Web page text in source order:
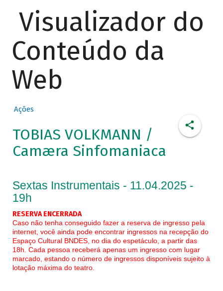
Visualizador do
Conteúdo da
Web
Ações
TOBIAS VOLKMANN /
Camæra Sinfomaniaca
Sextas Instrumentais - 11.04.2025 -
19h
RESERVA ENCERRADA
Caso não tenha conseguido fazer a reserva de ingresso pela
internet, você ainda pode encontrar ingressos na recepção do
Espaço Cultural BNDES, no dia do espetáculo, a partir das
18h. Cada pessoa receberá apenas um ingresso com lugar
marcado, estando o número de ingressos disponíveis sujeito à
lotação máxima do teatro.